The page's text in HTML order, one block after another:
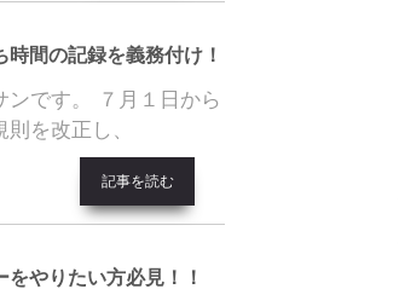
間の記録を義務付け！
ンです。 ７月１日から
を改正し、
記事を読む
をやりたい方必見！！